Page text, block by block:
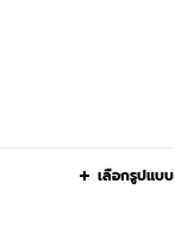
เลือกรูปแบบ